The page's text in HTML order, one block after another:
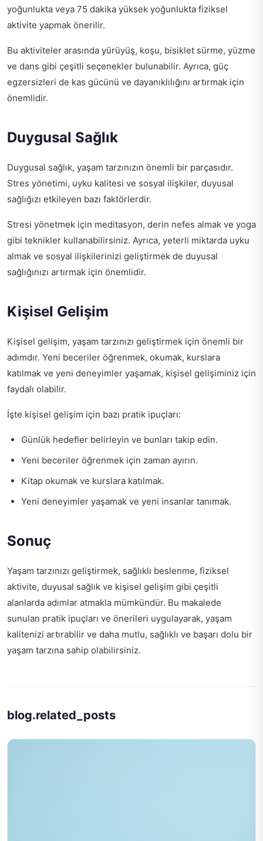
yoğunlukta veya 75 dakika yüksek yoğunlukta fiziksel
aktivite yapmak önerilir.
Bu aktiviteler arasında yürüyüş, koşu, bisiklet sürme, yüzme
ve dans gibi çeşitli seçenekler bulunabilir. Ayrıca, güç
egzersizleri de kas gücünü ve dayanıklılığını artırmak için
önemlidir.
Duygusal Sağlık
Duygusal sağlık, yaşam tarzınızın önemli bir parçasıdır.
Stres yönetimi, uyku kalitesi ve sosyal ilişkiler, duyusal
sağlığızı etkileyen bazı faktörlerdir.
Stresi yönetmek için meditasyon, derin nefes almak ve yoga
gibi teknikler kullanabilirsiniz. Ayrıca, yeterli miktarda uyku
almak ve sosyal ilişkilerinizi geliştirmek de duyusal
sağlığınızı artırmak için önemlidir.
Kişisel Gelişim
Kişisel gelişim, yaşam tarzınızı geliştirmek için önemli bir
adımdır. Yeni beceriler öğrenmek, okumak, kurslara
katılmak ve yeni deneyimler yaşamak, kişisel gelişiminiz için
faydalı olabilir.
İşte kişisel gelişim için bazı pratik ipuçları:
Günlük hedefler belirleyin ve bunları takip edin.
Yeni beceriler öğrenmek için zaman ayırın.
Kitap okumak ve kurslara katılmak.
Yeni deneyimler yaşamak ve yeni insanlar tanımak.
Sonuç
Yaşam tarzınızı geliştirmek, sağlıklı beslenme, fiziksel
aktivite, duyusal sağlık ve kişisel gelişim gibi çeşitli
alanlarda adımlar atmakla mümkündür. Bu makalede
sunulan pratik ipuçları ve önerileri uygulayarak, yaşam
kalitenizi artırabilir ve daha mutlu, sağlıklı ve başarı dolu bir
yaşam tarzına sahip olabilirsiniz.
blog.related_posts